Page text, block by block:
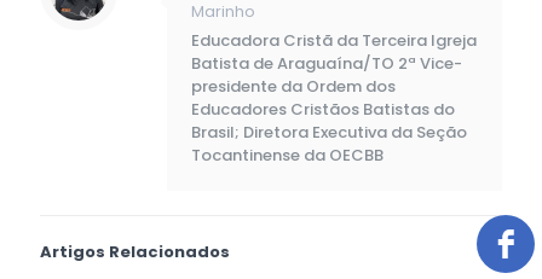
Marinho
Educadora Cristã da Terceira Igreja
Batista de Araguaína/TO 2ª Vice-
presidente da Ordem dos
Educadores Cristãos Batistas do
Brasil; Diretora Executiva da Seção
Tocantinense da OECBB
Artigos Relacionados